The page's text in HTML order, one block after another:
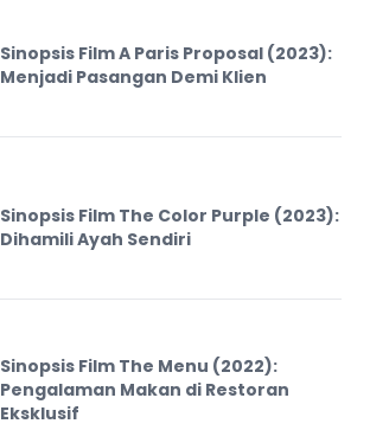
Sinopsis Film A Paris Proposal (2023):
Menjadi Pasangan Demi Klien
Sinopsis Film The Color Purple (2023):
Dihamili Ayah Sendiri
Sinopsis Film The Menu (2022):
Pengalaman Makan di Restoran
Eksklusif